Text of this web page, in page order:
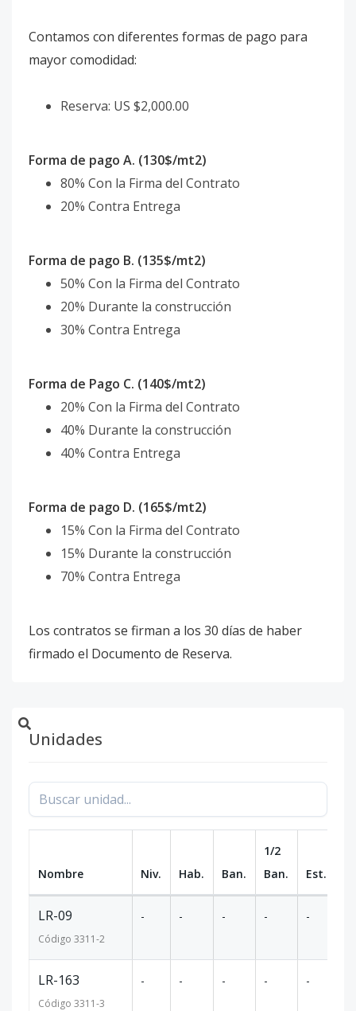
Contamos con diferentes formas de pago para
mayor comodidad:
Reserva: US $2,000.00
Forma de pago A. (130$/mt2)
80% Con la Firma del Contrato
20% Contra Entrega
Forma de pago B. (135$/mt2)
50% Con la Firma del Contrato
20% Durante la construcción
30% Contra Entrega
Forma de Pago C. (140$/mt2)
20% Con la Firma del Contrato
40% Durante la construcción
40% Contra Entrega
Forma de pago D. (165$/mt2)
15% Con la Firma del Contrato
15% Durante la construcción
70% Contra Entrega
Los contratos se firman a los 30 días de haber
firmado el Documento de Reserva.
Unidades
Nombre Niv. Hab. Ban.
1/2
Ban.
Est.
LR-09
Código 3311-2
- - - - -
LR-163
Código 3311-3
- - - - -